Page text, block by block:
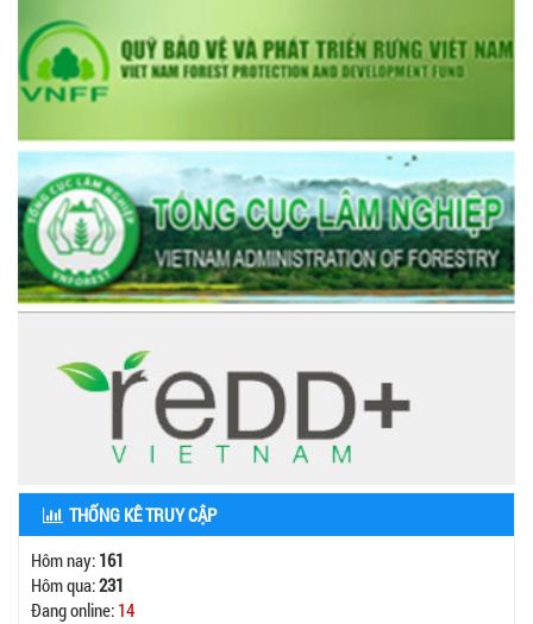
THỐNG KÊ TRUY CẬP
Hôm nay: 161
Hôm qua:231
Đang online: 14